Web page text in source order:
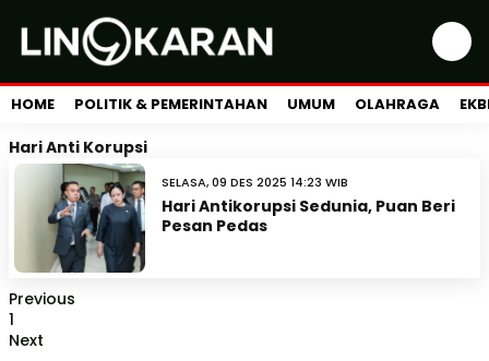
HOME POLITIK & PEMERINTAHAN UMUM OLAHRAGA
Hari Anti Korupsi
SELASA, 09 DES 2025 14:23 WIB
Hari Antikorupsi Sedunia, Puan Beri
Pesan Pedas
Previous
1
Next